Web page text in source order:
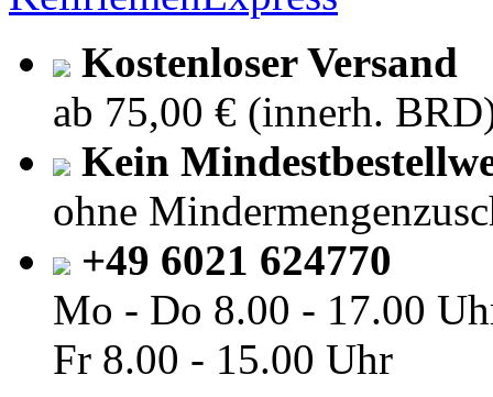
Kostenloser Versand
ab 75,00 € (innerh.
Kein
ohne
+49 6021 624770
Mo - Do 8.00 - 17.00
Fr 8.00 - 15.00 Uhr